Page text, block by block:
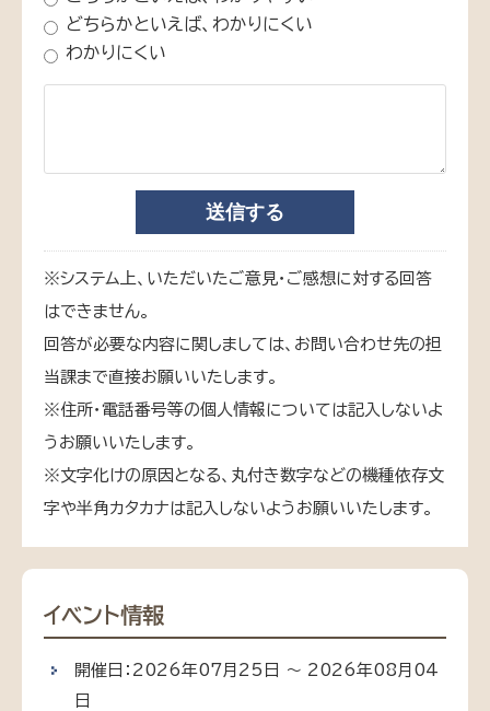
どちらかといえば、わかりにくい
わかりにくい
※システム上、いただいたご意見・ご感想に対する回答
はできません。
回答が必要な内容に関しましては、お問い合わせ先の担
当課まで直接お願いいたします。
※住所・電話番号等の個人情報については記入しないよ
うお願いいたします。
※文字化けの原因となる、丸付き数字などの機種依存文
字や半角カタカナは記入しないようお願いいたします。
イベント情報
開催日：2026年07月25日 ～ 2026年08月04
日